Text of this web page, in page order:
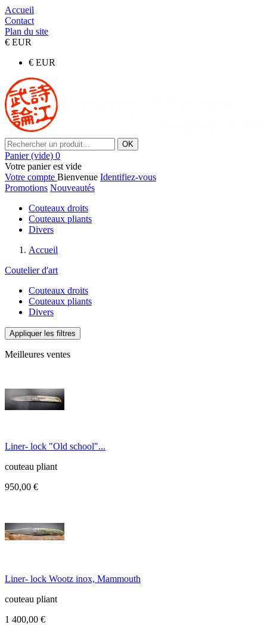
Accueil
Contact
Plan du site
€ EUR
€ EUR
OK
Panier (vide) 0
Votre panier est vide
Votre compte Bienvenue Identifiez-vous
Promotions Nouveautés
Couteaux droits
Couteaux pliants
Divers
Accueil
Coutelier d'art
Couteaux droits
Couteaux pliants
Divers
Appliquer les filtres
Meilleures ventes
Liner- lock "Old school"...
couteau pliant
950,00 €
Liner- lock Wootz inox, Mammouth
couteau pliant
1 400,00 €